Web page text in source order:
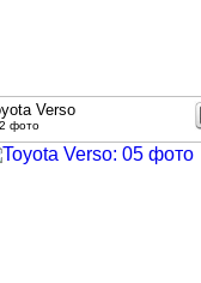
Verso
фото